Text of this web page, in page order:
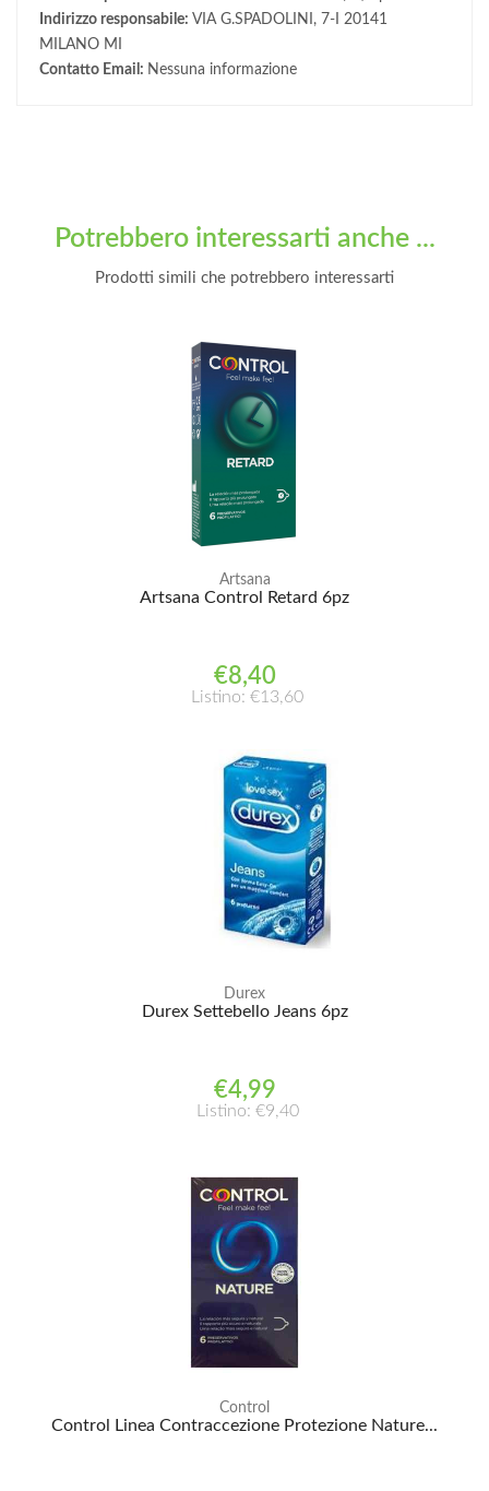
Indirizzo responsabile: VIA G.SPADOLINI, 7-I 20141
MILANO MI
Contatto Email: Nessuna informazione
Potrebbero interessarti anche ...
Prodotti simili che potrebbero interessarti
Artsana
Artsana Control Retard 6pz
€8,40
Listino: €13,60
Durex
Durex Settebello Jeans 6pz
€4,99
Listino: €9,40
Control
Control Linea Contraccezione Protezione Nature...